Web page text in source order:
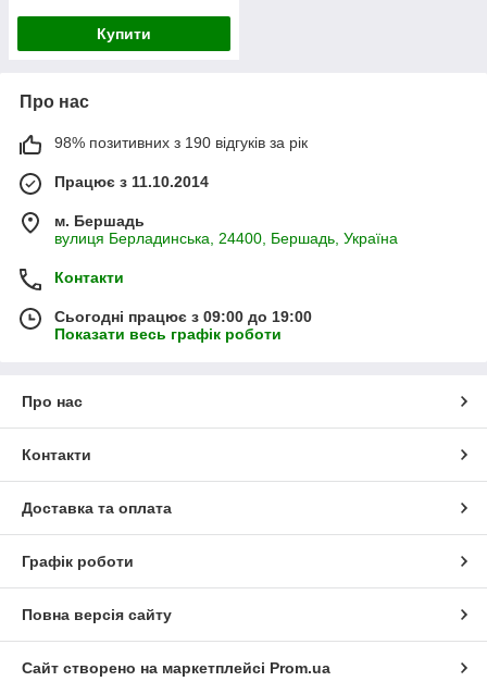
Купити
Про нас
98% позитивних з 190 відгуків за рік
Працює з 11.10.2014
м. Бершадь
вулиця Берладинська, 24400, Бершадь, Україна
Контакти
Сьогодні працює з 09:00 до 19:00
Показати весь графік роботи
Про нас
Контакти
Доставка та оплата
Графік роботи
Повна версія сайту
Сайт створено на маркетплейсі Prom.ua